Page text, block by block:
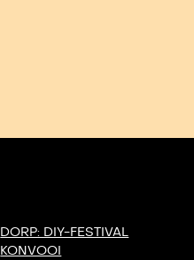
DORP: DIY-FESTIVAL
KONVOOI